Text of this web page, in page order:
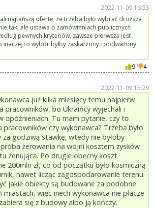
2022-11-09 16:53
najtańszą ofertę, że trzeba było wybrać droższa
tak, ale ustawa o zamówieniach publicznych
pewnych kryteriów, zawsze pierwsza jest
inaczej to wybór byłby zaskarżony i podważony.
9
4
2022-11-09 15:29
już kilka miesięcy temu najpierw
pracowników, bo Ukraińcy wyjechali i
opóźnieniach. Tu mam pytanie, czy to
czy wykonawca? Trzeba było
za godziwą stawkę, wtedy nie byłoby
żerowania na wojni kosztem zysków
żenująca. Po drugie obecny koszt
200mln zł, co od początku było kosmiczną
nawet licząc zagospodarowanie terenu.
jakie obiekty są budowane za podobne
miastach, więc niech wykonawca nie płacze
się z budowy albo ją kończy.